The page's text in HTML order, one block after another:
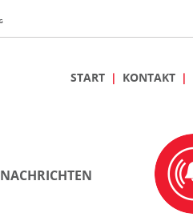
START KONTAKT
NACHRICHTEN